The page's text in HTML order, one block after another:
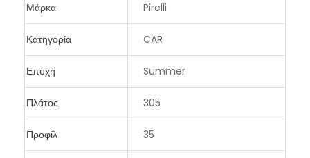
Μάρκα Pirelli
Κατηγορία CAR
Εποχή Summer
Πλάτος 305
Προφίλ 35